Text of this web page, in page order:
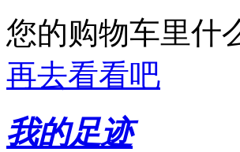
您的购物车里什
再去看看吧
我的足迹